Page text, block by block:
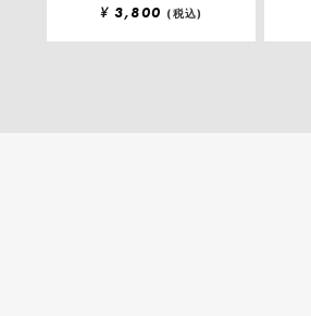
¥ 3,800 (税込)